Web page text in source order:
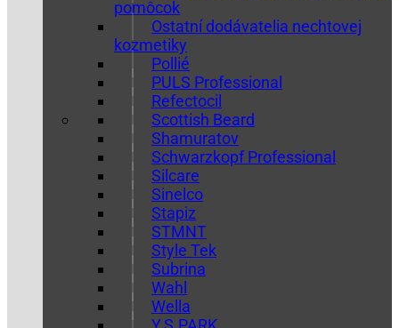
pomôcok
Ostatní dodávatelia nechtovej
kozmetiky
Pollié
PULS Professional
Refectocil
Scottish Beard
Shamuratov
Schwarzkopf Professional
Silcare
Sinelco
Stapiz
STMNT
Style Tek
Subrina
Wahl
Wella